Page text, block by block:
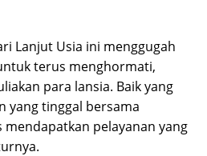
Lanjut Usia ini menggugah
terus menghormati,
para lansia. Baik yang
yang tinggal bersama
pelayanan yang